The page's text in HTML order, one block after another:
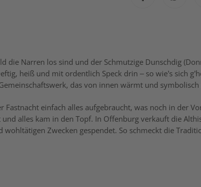
die Narren los sind und der Schmutzige Dunschdig
heiß und mit ordentlich Speck drin – so wie’s sich
das von innen wärmt und
Fastnacht einfach alles aufgebraucht, was noch in der
alles kam in den Topf. In Offenburg verkauft die
wohltätigen Zwecken gespendet. So schmeckt die